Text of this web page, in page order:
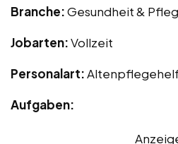
Branche:Gesundheit &
Jobarten:Vollzeit
Personalart:
Aufgaben: